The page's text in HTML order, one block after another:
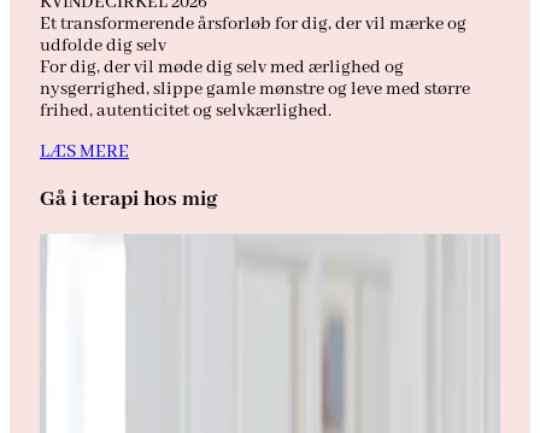
Et transformerende årsforløb for dig, der vil mærke og
udfolde dig selv
For dig, der vil møde dig selv med ærlighed og
nysgerrighed, slippe gamle mønstre og leve med større
frihed, autenticitet og selvkærlighed.
LÆS MERE
Gå i terapi hos mig